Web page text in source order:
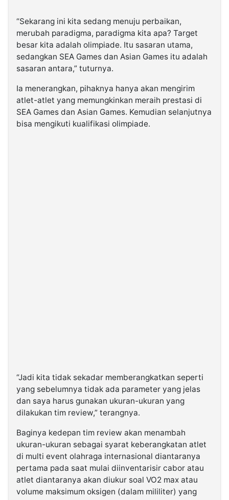
“Sekarang ini kita sedang menuju perbaikan,
merubah paradigma, paradigma kita apa? Target
besar kita adalah olimpiade. Itu sasaran utama,
sedangkan SEA Games dan Asian Games itu adalah
sasaran antara,” tuturnya.
Ia menerangkan, pihaknya hanya akan mengirim
atlet-atlet yang memungkinkan meraih prestasi di
SEA Games dan Asian Games. Kemudian selanjutnya
bisa mengikuti kualifikasi olimpiade.
“Jadi kita tidak sekadar memberangkatkan seperti
yang sebelumnya tidak ada parameter yang jelas
dan saya harus gunakan ukuran-ukuran yang
dilakukan tim review,” terangnya.
Baginya kedepan tim review akan menambah
ukuran-ukuran sebagai syarat keberangkatan atlet
di multi event olahraga internasional diantaranya
pertama pada saat mulai diinventarisir cabor atau
atlet diantaranya akan diukur soal VO2 max atau
volume maksimum oksigen (dalam mililiter) yang